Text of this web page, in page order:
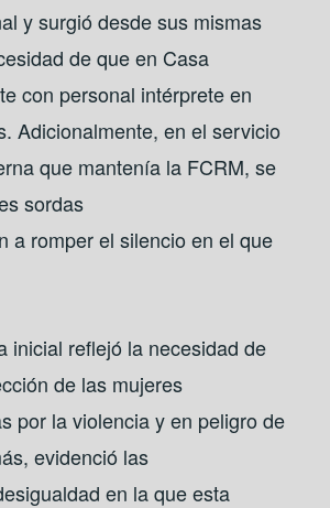
y surgió desde sus mismas
de que en Casa
con personal intérprete en
Adicionalmente, en el servicio
que mantenía la FCRM, se
sordas
a romper el silencio en el que
inicial reflejó la necesidad de
de las mujeres
por la violencia y en peligro de
evidenció las
en la que esta